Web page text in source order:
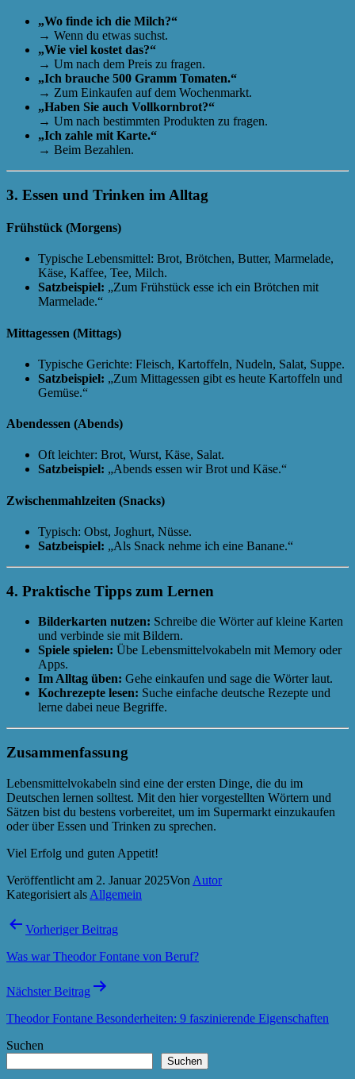
„Wo finde ich die Milch?“
→ Wenn du etwas suchst.
„Wie viel kostet das?“
→ Um nach dem Preis zu fragen.
„Ich brauche 500 Gramm Tomaten.“
→ Zum Einkaufen auf dem Wochenmarkt.
„Haben Sie auch Vollkornbrot?“
→ Um nach bestimmten Produkten zu fragen.
„Ich zahle mit Karte.“
→ Beim Bezahlen.
3. Essen und Trinken im Alltag
Frühstück (Morgens)
Typische Lebensmittel: Brot, Brötchen, Butter, Marmelade,
Käse, Kaffee, Tee, Milch.
Satzbeispiel: „Zum Frühstück esse ich ein Brötchen mit
Marmelade.“
Mittagessen (Mittags)
Typische Gerichte: Fleisch, Kartoffeln, Nudeln, Salat, Suppe.
Satzbeispiel: „Zum Mittagessen gibt es heute Kartoffeln und
Gemüse.“
Abendessen (Abends)
Oft leichter: Brot, Wurst, Käse, Salat.
Satzbeispiel: „Abends essen wir Brot und Käse.“
Zwischenmahlzeiten (Snacks)
Typisch: Obst, Joghurt, Nüsse.
Satzbeispiel: „Als Snack nehme ich eine Banane.“
4. Praktische Tipps zum Lernen
Bilderkarten nutzen: Schreibe die Wörter auf kleine Karten
und verbinde sie mit Bildern.
Spiele spielen: Übe Lebensmittelvokabeln mit Memory oder
Apps.
Im Alltag üben: Gehe einkaufen und sage die Wörter laut.
Kochrezepte lesen: Suche einfache deutsche Rezepte und
lerne dabei neue Begriffe.
Zusammenfassung
Lebensmittelvokabeln sind eine der ersten Dinge, die du im
Deutschen lernen solltest. Mit den hier vorgestellten Wörtern und
Sätzen bist du bestens vorbereitet, um im Supermarkt einzukaufen
oder über Essen und Trinken zu sprechen.
Viel Erfolg und guten Appetit!
Veröffentlicht am 2. Januar 2025Von Autor
Kategorisiert als Allgemein
Beitragsnavigation
Vorheriger Beitrag
Was war Theodor Fontane von Beruf?
Nächster Beitrag
Theodor Fontane Besonderheiten: 9 faszinierende Eigenschaften
Suchen
Suchen